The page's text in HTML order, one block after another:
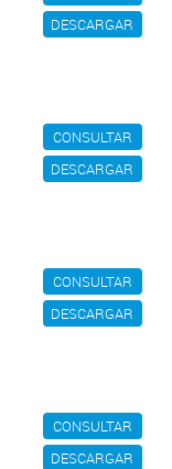
DESCARGAR
CONSULTAR
DESCARGAR
CONSULTAR
DESCARGAR
CONSULTAR
DESCARGAR